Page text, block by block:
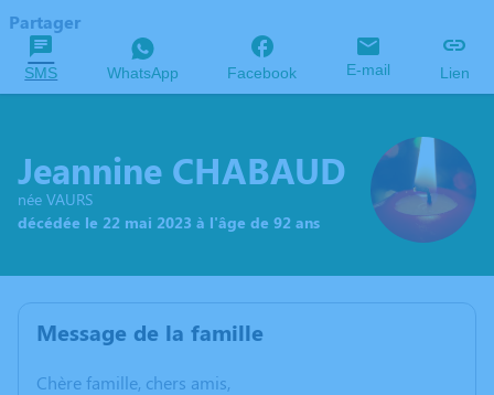
Partager
SMS WhatsApp Facebook E-mail Lien
Jeannine CHABAUD
née VAURS
décédée le 22 mai 2023 à l'âge de 92 ans
Message de la famille
Chère famille, chers amis,